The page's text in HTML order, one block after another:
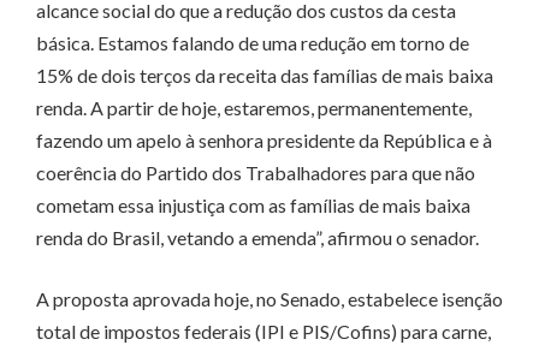
alcance social do que a redução dos custos da cesta
básica. Estamos falando de uma redução em torno de
15% de dois terços da receita das famílias de mais baixa
renda. A partir de hoje, estaremos, permanentemente,
fazendo um apelo à senhora presidente da República e à
coerência do Partido dos Trabalhadores para que não
cometam essa injustiça com as famílias de mais baixa
renda do Brasil, vetando a emenda”, afirmou o senador.
A proposta aprovada hoje, no Senado, estabelece isenção
total de impostos federais (IPI e PIS/Cofins) para carne,